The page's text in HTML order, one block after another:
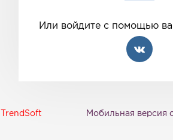
Или войдите с помощью
TrendSoft Мобильная версия